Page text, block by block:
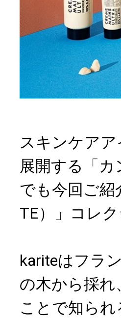
スキンケア
展開する「
でも今回ご紹
TE）」コレク
kariteはフラ
の木から採
ことで知ら